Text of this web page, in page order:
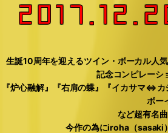
生誕10周年を迎えるツイン・ボーカル人
記念コンピレーシ
『炉心融解』『右肩の蝶』『イカサマ⇔
ボー
など超有名曲
今作の為にiroha（sasaki